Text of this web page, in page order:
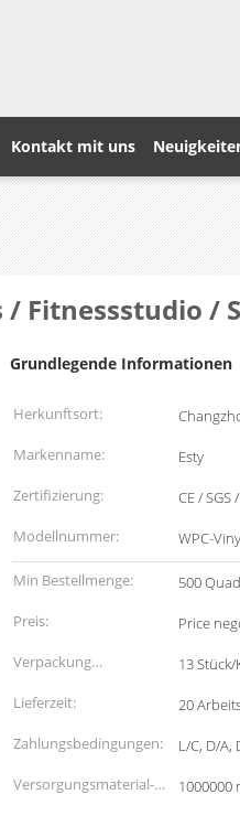
Kontakt mit uns
/ Fitnessstudio /
Grundlegende Informationen
Herkunftsort:
Markenname:
Esty
Zertifizierung:
CE / SGS
Modellnummer:
WPC-
Min Bestellmenge:
500
Preis:
Price
Verpackung
Informationen:
13
Lieferzeit:
20
Zahlungsbedingungen:
L/C, D/A,
Versorgungsmaterial-
1000000